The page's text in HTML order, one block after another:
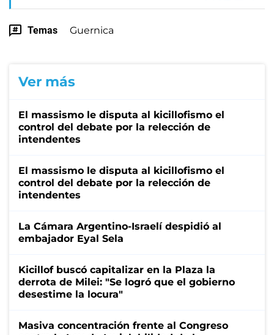
Temas Guernica
Ver más
El massismo le disputa al kicillofismo el
control del debate por la relección de
intendentes
El massismo le disputa al kicillofismo el
control del debate por la relección de
intendentes
La Cámara Argentino-Israelí despidió al
embajador Eyal Sela
Kicillof buscó capitalizar en la Plaza la
derrota de Milei: "Se logró que el gobierno
desestime la locura"
Masiva concentración frente al Congreso